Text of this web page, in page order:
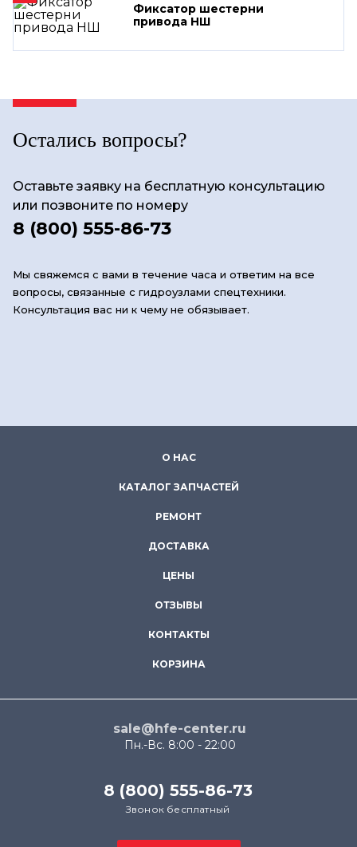
Фиксатор шестерни
привода НШ
Остались вопросы?
Оставьте заявку на бесплатную консультацию
или позвоните по номеру
8 (800) 555-86-73
Мы свяжемся с вами в течение часа и ответим на все
вопросы, связанные с гидроузлами спецтехники.
Консультация вас ни к чему не обязывает.
О НАС
КАТАЛОГ ЗАПЧАСТЕЙ
РЕМОНТ
ДОСТАВКА
ЦЕНЫ
ОТЗЫВЫ
КОНТАКТЫ
КОРЗИНА
sale@hfe-center.ru
Пн.-Вс. 8:00 - 22:00
8 (800) 555-86-73
Звонок бесплатный